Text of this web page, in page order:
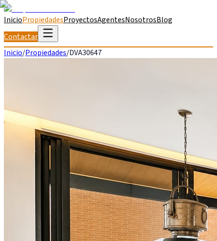
InicioPropiedadesProyectosAgentesNosotrosBlog
Contactar
Inicio/Propiedades/DVA30647